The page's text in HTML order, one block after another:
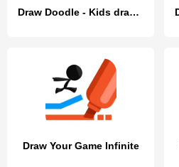
Draw Doodle - Kids drawing
Draw Your Game Infinite